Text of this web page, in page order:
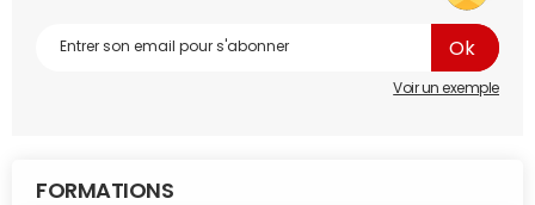
Voir un exemple
FORMATIONS